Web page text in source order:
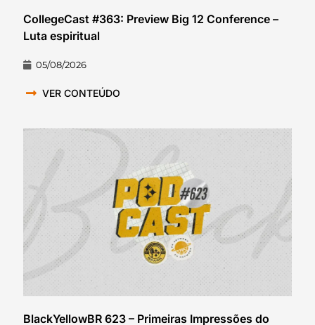
CollegeCast #363: Preview Big 12 Conference –
Luta espiritual
05/08/2026
VER CONTEÚDO
BlackYellowBR 623 – Primeiras Impressões do